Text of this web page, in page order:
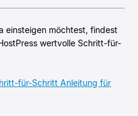
einsteigen möchtest, findest
wertvolle Schritt-für-
für-Schritt Anleitung für